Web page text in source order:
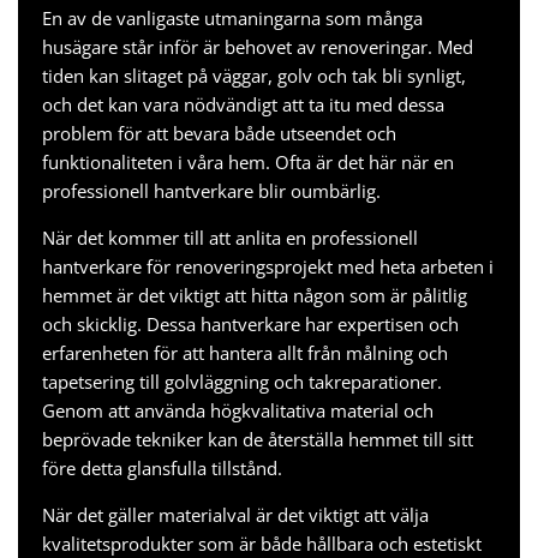
En av de vanligaste utmaningarna som många
husägare står inför är behovet av renoveringar. Med
tiden kan slitaget på väggar, golv och tak bli synligt,
och det kan vara nödvändigt att ta itu med dessa
problem för att bevara både utseendet och
funktionaliteten i våra hem. Ofta är det här när en
professionell hantverkare blir oumbärlig.
När det kommer till att anlita en professionell
hantverkare för renoveringsprojekt med heta arbeten i
hemmet är det viktigt att hitta någon som är pålitlig
och skicklig. Dessa hantverkare har expertisen och
erfarenheten för att hantera allt från målning och
tapetsering till golvläggning och takreparationer.
Genom att använda högkvalitativa material och
beprövade tekniker kan de återställa hemmet till sitt
före detta glansfulla tillstånd.
När det gäller materialval är det viktigt att välja
kvalitetsprodukter som är både hållbara och estetiskt